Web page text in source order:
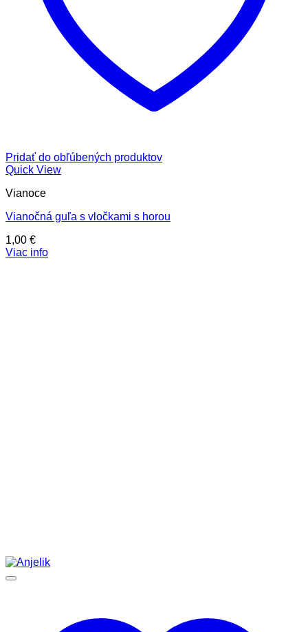
Pridať do obľúbených produktov
Quick View
Vianoce
Vianočná guľa s vločkami s horou
1,00 €
Viac info